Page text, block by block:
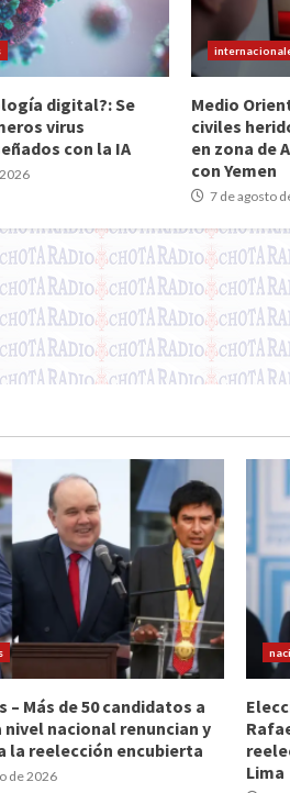
digital?: Se
virus
con la IA
Medio
civiles
en zona de
con Yemen
7 de agosto
– Más de 50 candidatos a
nivel nacional renuncian y
la reelección encubierta
de 2026
Lima